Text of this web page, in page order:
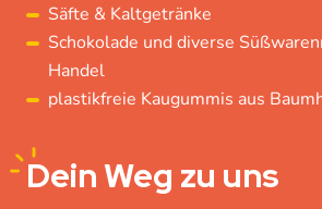
Säfte & Kaltgetränke
Schokolade und diverse
Handel
plastikfreie Kaugummis aus
Dein Weg zu uns